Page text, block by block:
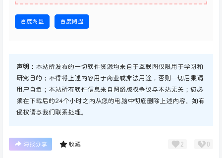
百度网盘 百度网盘
声明： 本站所发布的一切软件资源均来自于互联网仅限用于学习和
研究目的；不得将上述内容用于商业或非法用途，否则一切后果请
用户自负；本站所有软件信息来自网络版权争议与本站无关；您必
须在下载后的24个小时之内从您的电脑中彻底删除上述内容。如有
侵权请与我们联系处理。
海报分享 收藏 2 0